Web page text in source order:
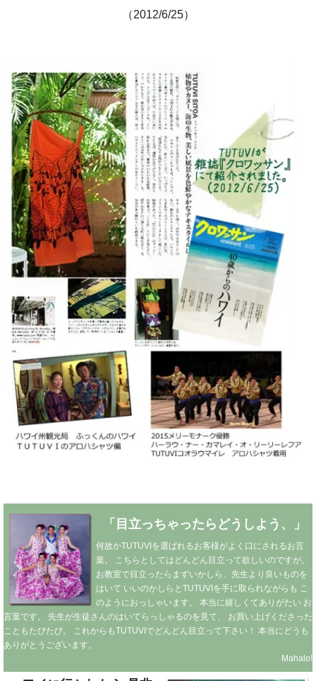
（2012/6/25）
「目立っちゃったらどうしよう、」
何故かTUTUVIを選ばれるお客様がよく口にされるお言
葉。
こちらとしてはどんどん目立って欲しいのですが。
お教室で目立ったらまずいかしら、先生より良いものを
はいて いいのかしらとTUTUVIを手に取られながらも こ
のようにおっしゃいます。
本当に嬉しくてありがたい お
言葉です。
先生が生徒さんのはいてらっしゃるのを見て、
お買い上げくださった
こともたびたび。
これからもTUTUVIでどんどん目立って下さい！ 本当にどうも
ありがとうございます。
Mahalo!